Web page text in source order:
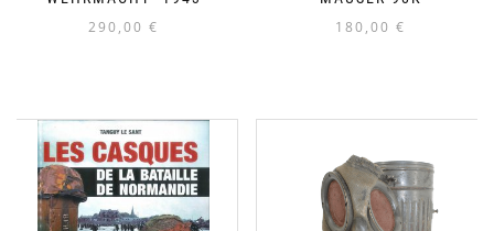
290,00 € 180,00 €